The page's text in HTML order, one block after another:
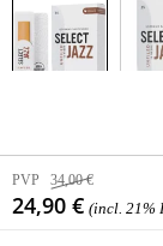
PVP 34,00 €
24,90 € (incl. 21%